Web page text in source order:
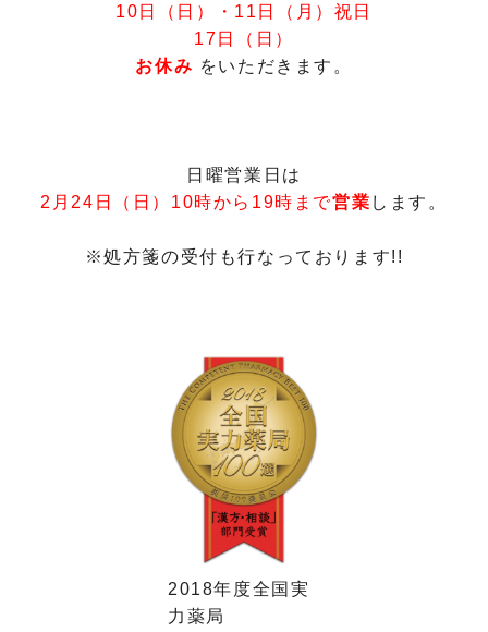
10日（日）・11日（月）祝日
17日（日）
お休み をいただきます。
日曜営業日は
2月24日（日） 10時から19時まで営業 します。
※処方箋の受付も行なっております!!
2018年度全国実
力薬局